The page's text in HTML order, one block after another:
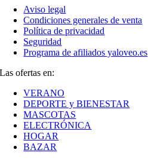
Aviso legal
Condiciones generales de venta
Política de privacidad
Seguridad
Programa de afiliados yaloveo.es
Las ofertas en:
VERANO
DEPORTE y BIENESTAR
MASCOTAS
ELECTRÓNICA
HOGAR
BAZAR